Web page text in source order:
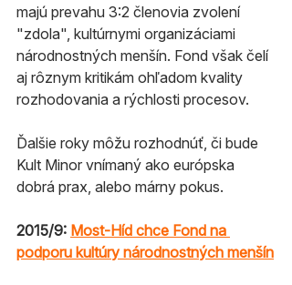
majú prevahu 3:2 členovia zvolení
"zdola", kultúrnymi organizáciami
národnostných menšín. Fond však čelí
aj rôznym kritikám ohľadom kvality
rozhodovania a rýchlosti procesov.
Ďalšie roky môžu rozhodnúť, či bude
Kult Minor vnímaný ako európska
dobrá prax, alebo márny pokus.
2015/9: Most-Híd chce Fond na
podporu kultúry národnostných menšín